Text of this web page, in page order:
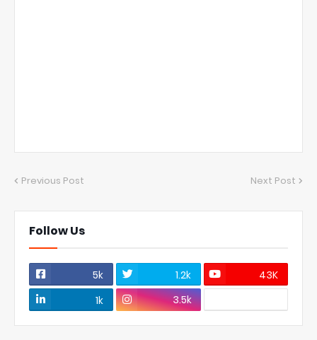
Previous Post Next Post
Follow Us
5k 1.2k
43K
1k
3.5k